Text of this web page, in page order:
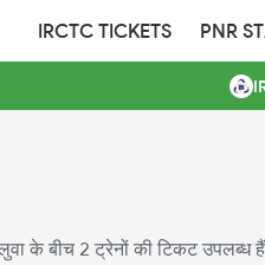
IRCTC TICKETS PNR
के बीच 2 ट्रेनों की टिकट उपलब्ध